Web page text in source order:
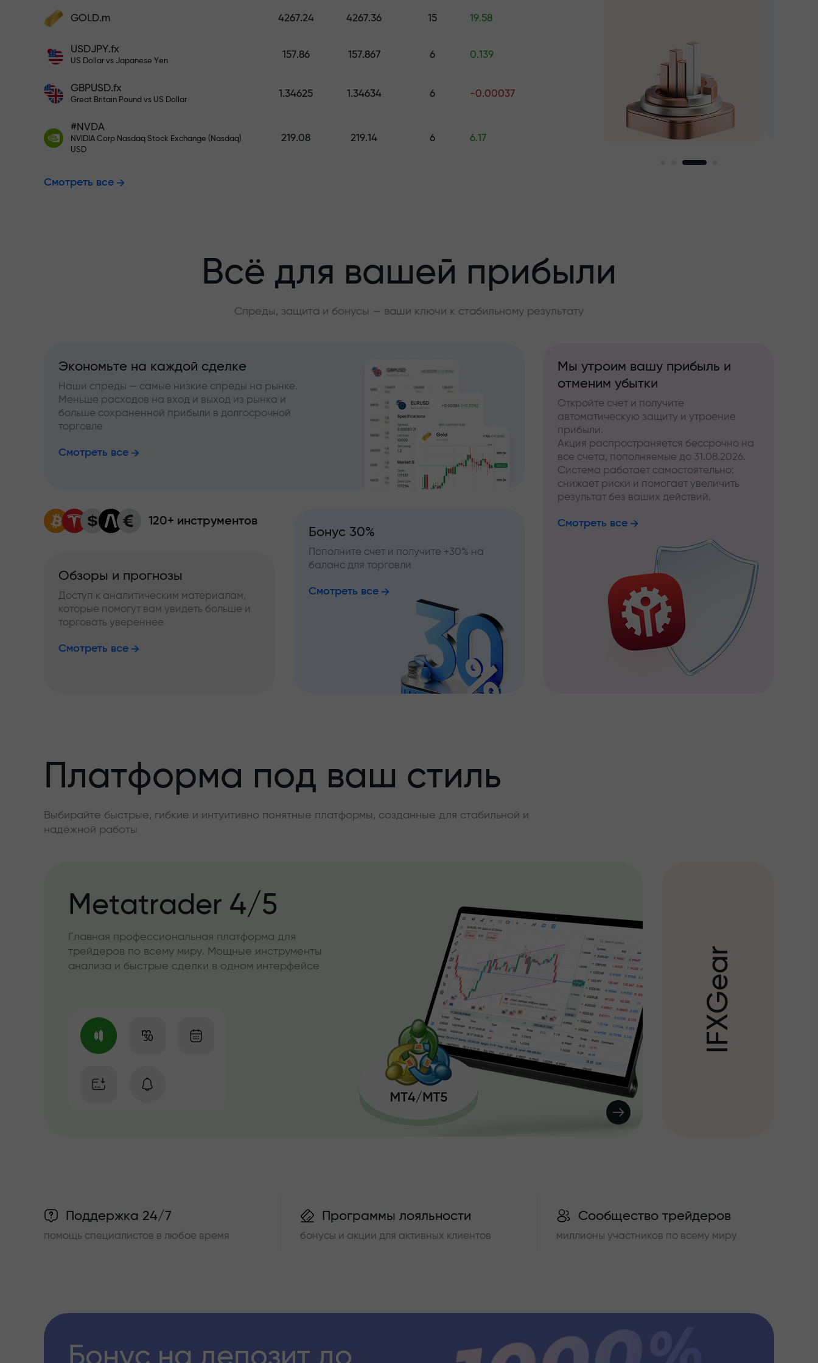
Пополните счёт — и получите бонус в
X1000 — это не опечатка. Чем больше
депозит, тем выше множитель.
Пополните на $333 — выбирайте подарок стоимостью до $1,500
Торгуйте без риска —мы
гарантируем вашу прибыль
Бонус до X1000 —самый крупный
GOLD.m 4267.24 4267.36 15 19.58
USDJPY.fx
US Dollar vs Japanese Yen
157.86 157.867 6 0.139
GBPUSD.fx
Great Britain Pound vs US Dollar
1.34625 1.34634 6 -0.00037
#NVDA
NVIDIA Corp Nasdaq Stock Exchange (Nasdaq)
USD
219.08 219.14 6 6.17
Смотреть все
Всё для вашей прибыли
Спреды, защита и бонусы — ваши ключи к стабильному результату
Экономьте на каждой сделке
Наши спреды — самые низкие спреды на рынке.
Меньше расходов на вход и выход из рынка и
больше сохраненной прибыли в долгосрочной
торговле
Смотреть все
120+ инструментов
Обзоры и прогнозы
Доступ к аналитическим материалам,
которые помогут вам увидеть больше и
торговать увереннее
Смотреть все
Бонус 30%
Пополните счет и получите +30% на
баланс для торговли
Смотреть все
Мы утроим вашу прибыль и
отменим убытки
Откройте счет и получите
автоматическую защиту и утроение
прибыли.
Акция распространяется бессрочно на
все счета, пополняемые до 31.08.2026.
Система работает самостоятельно:
снижает риски и помогает увеличить
результат без ваших действий.
Смотреть все
Платформа под ваш стиль
Выбирайте быстрые, гибкие и интуитивно понятные платформы, созданные для стабильной и
надёжной работы
Metatrader 4/5
Главная профессиональная платформа для
трейдеров по всему миру. Мощные инструменты
анализа и быстрые сделки в одном интерфейсе
I
F
X
G
e
a
r
Поддержка 24/7
помощь специалистов в любое время
Программы лояльности
бонусы и акции для активных клиентов
Сообщество трейдеров
миллионы участников по всему миру
Бонус на депозит до